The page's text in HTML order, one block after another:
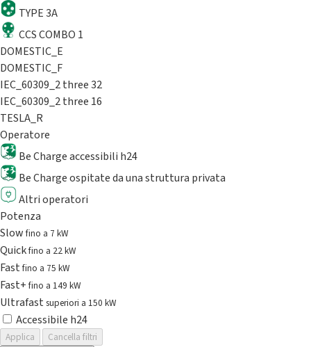
TYPE 3A
CCS COMBO 1
DOMESTIC_E
DOMESTIC_F
IEC_60309_2 three 32
IEC_60309_2 three 16
TESLA_R
Operatore
Be Charge accessibili h24
Be Charge ospitate da una struttura privata
Altri operatori
Potenza
Slowfino a 7 kW
Quickfino a 22 kW
Fastfino a 75 kW
Fast+fino a 149 kW
Ultrafast superiori a 150 kW
Accessibile h24
Applica
Cancella filtri